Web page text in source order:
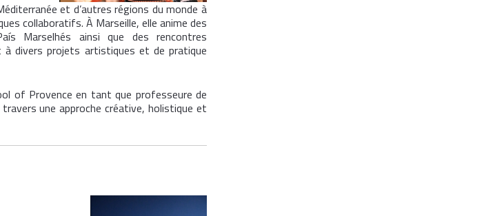
et d’autres régions du monde à
collaboratifs. À Marseille, elle anime des
Marselhés ainsi que des rencontres
à divers projets artistiques et de pratique
of Provence en tant que professeure de
une approche créative, holistique et